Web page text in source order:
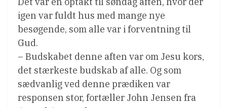
igen var fuldt hus med mange nye
besøgende, som alle var i forventning til
Gud.
– Budskabet denne aften var om Jesu kors,
det stærkeste budskab af alle. Og som
sædvanlig ved denne prædiken var
responsen stor, fortæller John Jensen fra